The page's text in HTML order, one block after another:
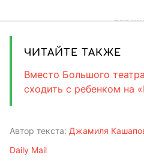
ЧИТАЙТЕ ТАКЖЕ
Вместо Большого
сходить с ребенком на
Автор текста: Джамиля
Daily Mail